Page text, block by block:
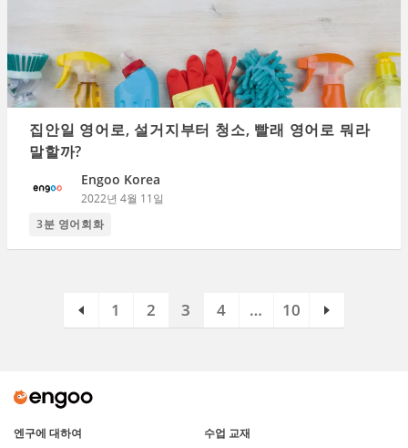
집안일 영어로, 설거지부터 청소, 빨래 영어로 뭐라
말할까?
Engoo Korea
2022년 4월 11일
3분 영어회화
1 2 3 4 … 10
엔구에 대하여 수업 교재